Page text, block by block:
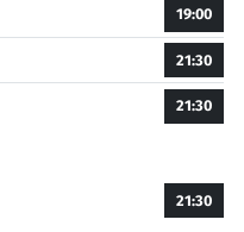
19:00
21:30
21:30
21:30